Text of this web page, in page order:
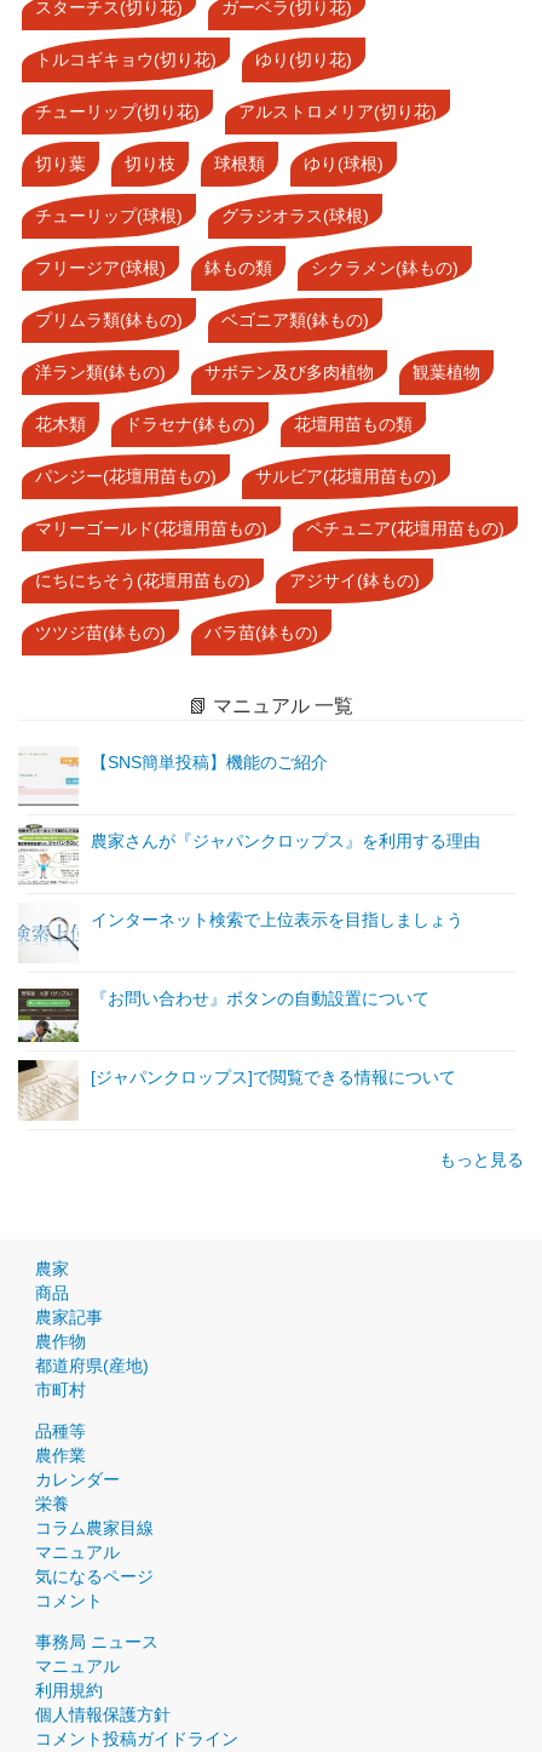
スターチス(切り花) ガーベラ(切り花)
トルコギキョウ(切り花) ゆり(切り花)
チューリップ(切り花) アルストロメリア(切り花)
切り葉 切り枝 球根類 ゆり(球根)
チューリップ(球根) グラジオラス(球根)
フリージア(球根) 鉢もの類 シクラメン(鉢もの)
プリムラ類(鉢もの) ベゴニア類(鉢もの)
洋ラン類(鉢もの) サボテン及び多肉植物 観葉植物
花木類 ドラセナ(鉢もの) 花壇用苗もの類
パンジー(花壇用苗もの) サルビア(花壇用苗もの)
マリーゴールド(花壇用苗もの) ペチュニア(花壇用苗もの)
にちにちそう(花壇用苗もの) アジサイ(鉢もの)
ツツジ苗(鉢もの) バラ苗(鉢もの)
📗 マニュアル 一覧
【SNS簡単投稿】機能のご紹介
農家さんが『ジャパンクロップス』を利用する理由
インターネット検索で上位表示を目指しましょう
『お問い合わせ』ボタンの自動設置について
[ジャパンクロップス]で閲覧できる情報について
もっと見る
農家
商品
農家記事
農作物
都道府県(産地)
市町村
品種等
農作業
カレンダー
栄養
コラム農家目線
マニュアル
気になるページ
コメント
事務局 ニュース
マニュアル
利用規約
個人情報保護方針
コメント投稿ガイドライン